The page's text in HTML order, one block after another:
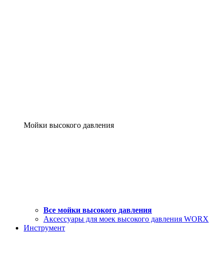
Мойки высокого давления
Все мойки высокого давления
Аксессуары для моек высокого давления WORX
Инструмент